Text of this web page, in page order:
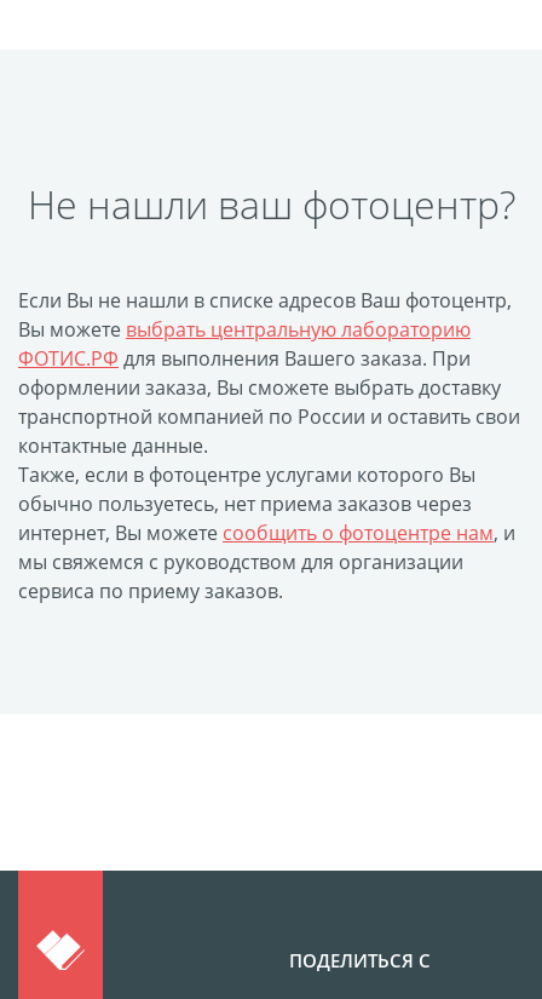
Фото на галстуке
Фотомагниты
Фото на тарелке
Фото на кружках
Фото на футболках
Фото на бейсболке
Фото на чехле телефона
Фото на значке
Фотосъемка в студии
Сланцы
принадлежности
рамке
Не нашли ваш фотоцентр?
Если Вы не нашли в списке адресов Ваш фотоцентр,
Вы можете выбрать центральную лабораторию
ФОТИС.РФ для выполнения Вашего заказа. При
оформлении заказа, Вы сможете выбрать доставку
транспортной компанией по России и оставить свои
контактные данные.
Также, если в фотоцентре услугами которого Вы
обычно пользуетесь, нет приема заказов через
интернет, Вы можете сообщить о фотоцентре нам, и
мы свяжемся с руководством для организации
сервиса по приему заказов.
ПОДЕЛИТЬСЯ С